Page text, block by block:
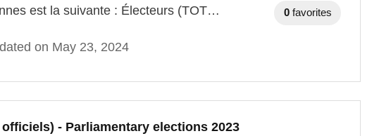
est la suivante : Électeurs (TOT…
on May 23, 2024
0 favorites
- Parliamentary elections 2023